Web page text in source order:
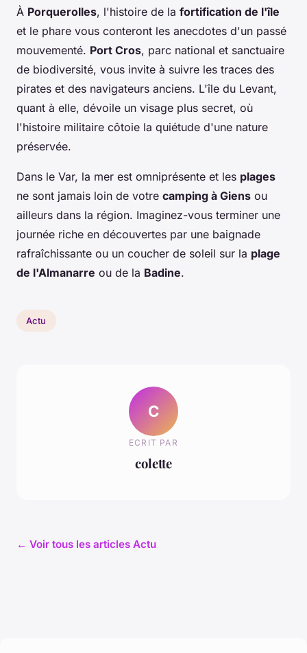
À Porquerolles, l'histoire de la fortification de l'île
et le phare vous conteront les anecdotes d'un passé
mouvementé. Port Cros, parc national et sanctuaire
de biodiversité, vous invite à suivre les traces des
pirates et des navigateurs anciens. L'île du Levant,
quant à elle, dévoile un visage plus secret, où
l'histoire militaire côtoie la quiétude d'une nature
préservée.
Dans le Var, la mer est omniprésente et les plages
ne sont jamais loin de votre camping à Giens ou
ailleurs dans la région. Imaginez-vous terminer une
journée riche en découvertes par une baignade
rafraîchissante ou un coucher de soleil sur la plage
de l'Almanarre ou de la Badine.
Actu
C
ECRIT PAR
colette
← Voir tous les articles Actu